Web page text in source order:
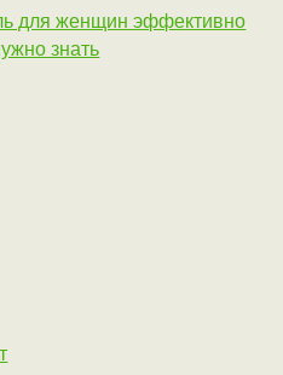
для женщин эффективно
знать